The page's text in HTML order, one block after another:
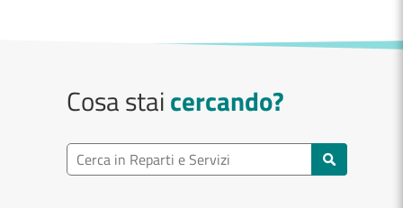
Cosa staicercando?
Ricerca reparto